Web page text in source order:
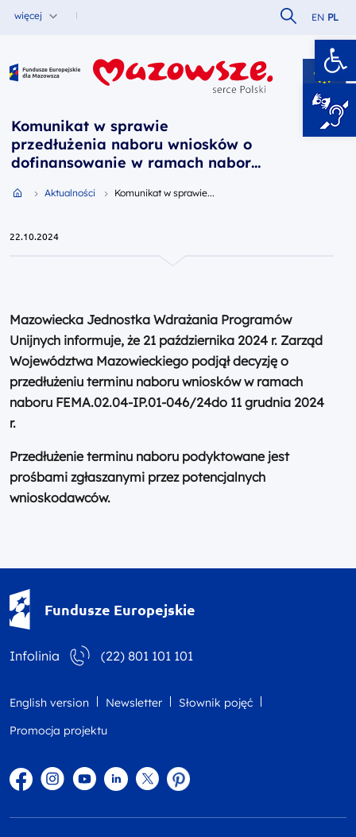
więcej Szukaj w
EN PL
Fundusze Europejskie dla Mazowsza
Komunikat w sprawie
przedłużenia naboru wniosków o
dofinansowanie w ramach naboru
21 października 2024 r.)
Przejdź do strony głównej portalu
Aktualności Komunikat w sprawie...
22.10.2024
Mazowiecka Jednostka Wdrażania Programów
Unijnych informuje, że 21 października 2024 r. Zarząd
Województwa Mazowieckiego podjął decyzję o
przedłużeniu terminu naboru wniosków w ramach
naboru FEMA.02.04-IP.01-046/24do 11 grudnia 2024
r.
Przedłużenie terminu naboru podyktowane jest
prośbami zgłaszanymi przez potencjalnych
wnioskodawców.
Fundusze Europejskie
Infolinia (22) 801 101 101
English version Newsletter
Słownik pojęć
Promocja projektu
FacebookInstagram
YouTubeLinkedintwitterPinterest